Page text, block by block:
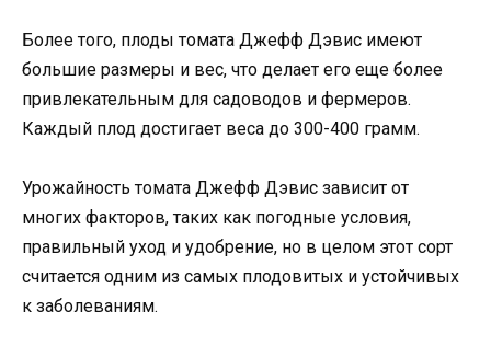
Более того, плоды томата Джефф Дэвис имеют
большие размеры и вес, что делает его еще более
привлекательным для садоводов и фермеров.
Каждый плод достигает веса до 300-400 грамм.
Урожайность томата Джефф Дэвис зависит от
многих факторов, таких как погодные условия,
правильный уход и удобрение, но в целом этот сорт
считается одним из самых плодовитых и устойчивых
к заболеваниям.